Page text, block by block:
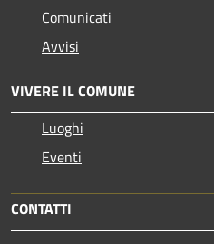
Comunicati
Avvisi
VIVERE IL COMUNE
Luoghi
Eventi
CONTATTI